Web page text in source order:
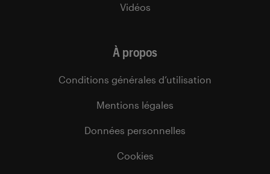
Vidéos
À propos
Conditions générales d’utilisation
Mentions légales
Données personnelles
Cookies